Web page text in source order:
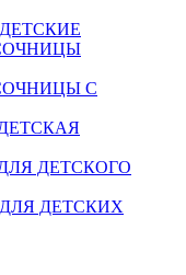
С
ДЕТСКОГО
ДЕТСКИХ